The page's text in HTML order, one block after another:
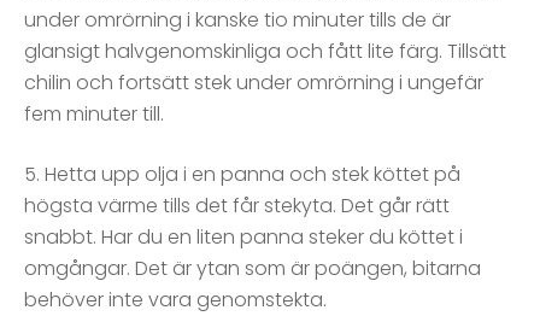
under omrörning i kanske tio minuter tills de är
glansigt halvgenomskinliga och fått lite färg. Tillsätt
chilin och fortsätt stek under omrörning i ungefär
fem minuter till.
5. Hetta upp olja i en panna och stek köttet på
högsta värme tills det får stekyta. Det går rätt
snabbt. Har du en liten panna steker du köttet i
omgångar. Det är ytan som är poängen, bitarna
behöver inte vara genomstekta.